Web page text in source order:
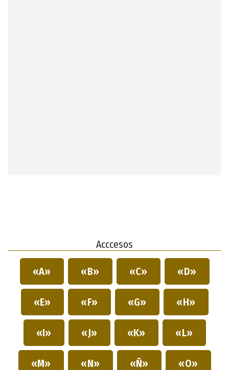
Acccesos
«A» «B» «C» «D»
«E» «F» «G» «H»
«I» «J» «K» «L»
«M» «N» «Ñ» «O»